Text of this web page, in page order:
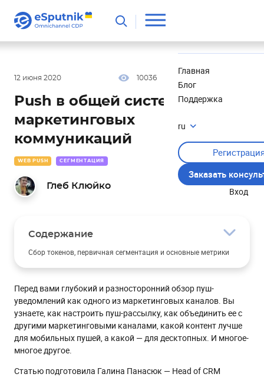
Главная
Блог
Поддержка
ru
Заказать
Вход
12 июня 2020 10036
WEB PUSH СЕГМЕНТАЦИЯ
Push в общей системе
маркетинговых
коммуникаций
Глеб Клюйко
Содержание
Сбор токенов, первичная сегментация и основные метрики
Идентификация контактов
Выбор сервиса
Виды подписки
Данные для первичной сегментации
Автоматизация, разработка гипотез и роль канала в общей
Перед вами глубокий и разносторонний обзор пуш-
уведомлений как одного из маркетинговых каналов. Вы
узнаете, как настроить пуш-рассылку, как объединить ее с
другими маркетинговыми каналами, какой контент лучше
для мобильных пушей, а какой — для десктопных. И многое-
многое другое.
Статью подготовила Галина Панасюк — Head of CRM